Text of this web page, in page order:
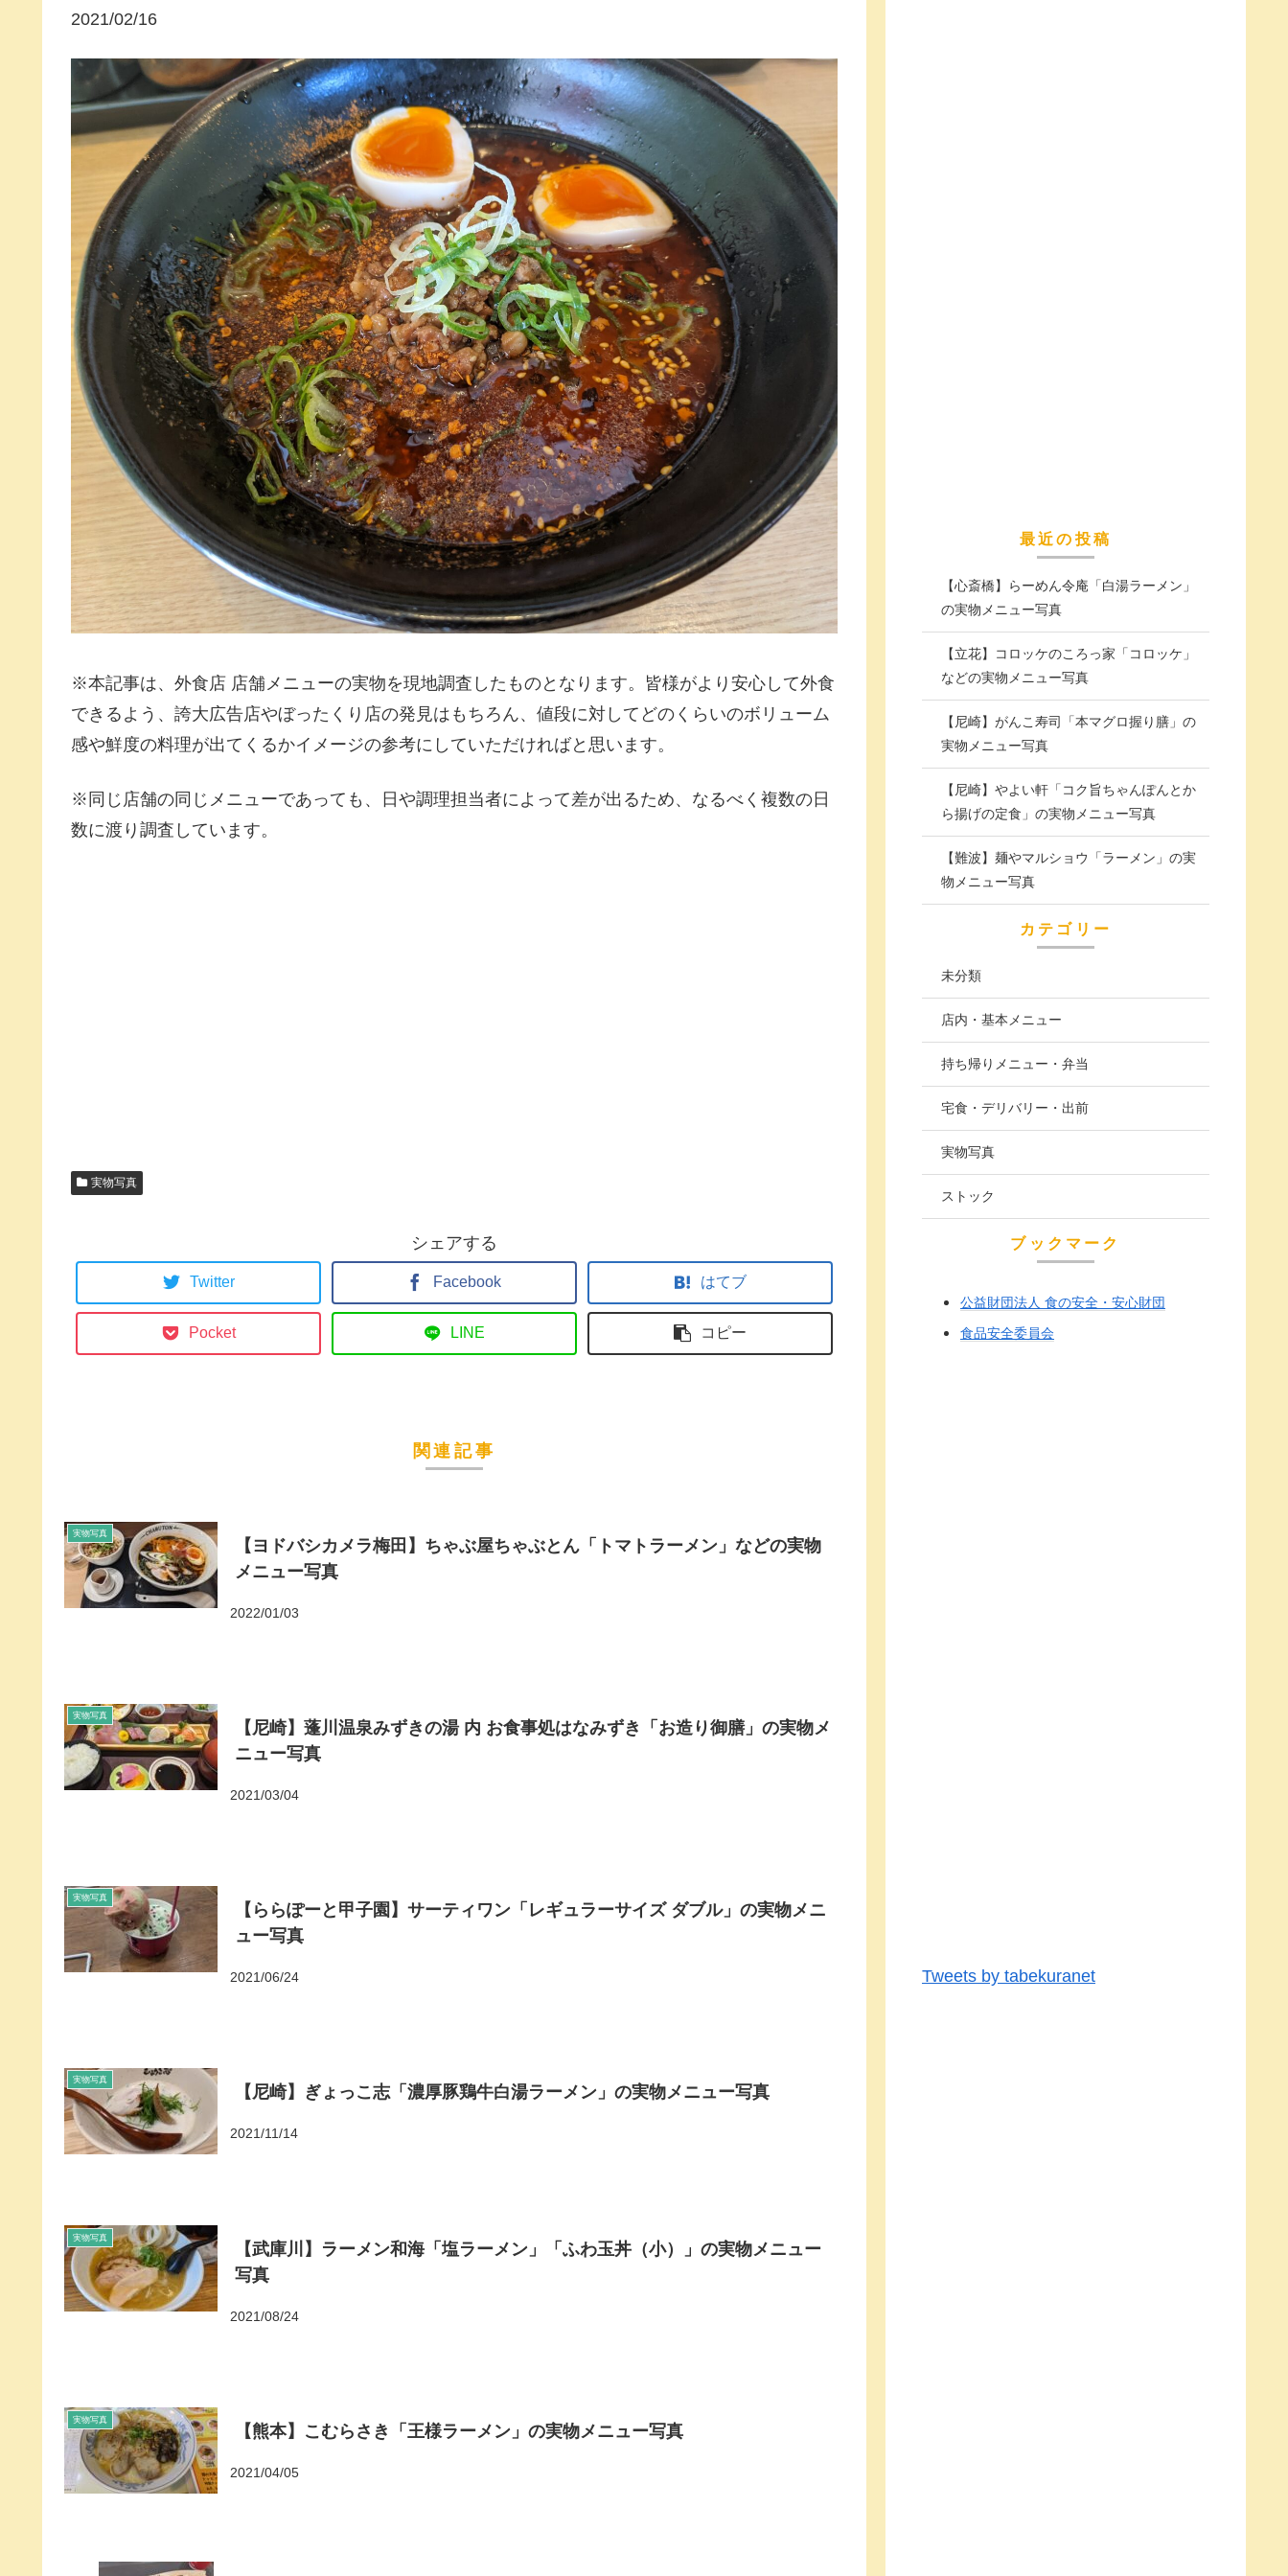
2021/02/16
※本記事は、外食店 店舗メニューの実物を現地調査したものとなります。皆様がより安心して外食
できるよう、誇大広告店やぼったくり店の発見はもちろん、値段に対してどのくらいのボリューム
感や鮮度の料理が出てくるかイメージの参考にしていただければと思います。
※同じ店舗の同じメニューであっても、日や調理担当者によって差が出るため、なるべく複数の日
数に渡り調査しています。
実物写真
シェアする
Twitter Facebook はてブ
Pocket LINE コピー
関連記事
実物写真
【ヨドバシカメラ梅田】ちゃぶ屋ちゃぶとん「トマトラーメン」などの実物
メニュー写真
2022/01/03
実物写真
【尼崎】蓬川温泉みずきの湯 内 お食事処はなみずき「お造り御膳」の実物メ
ニュー写真
2021/03/04
実物写真
【ららぽーと甲子園】サーティワン「レギュラーサイズ ダブル」の実物メニ
ュー写真
2021/06/24
実物写真
【尼崎】ぎょっこ志「濃厚豚鶏牛白湯ラーメン」の実物メニュー写真
2021/11/14
実物写真
【武庫川】ラーメン和海「塩ラーメン」「ふわ玉丼（小）」の実物メニュー
写真
2021/08/24
実物写真
【熊本】こむらさき「王様ラーメン」の実物メニュー写真
2021/04/05
最近の投稿
【心斎橋】らーめん令庵「白湯ラーメン」
の実物メニュー写真
【立花】コロッケのころっ家「コロッケ」
などの実物メニュー写真
【尼崎】がんこ寿司「本マグロ握り膳」の
実物メニュー写真
【尼崎】やよい軒「コク旨ちゃんぽんとか
ら揚げの定食」の実物メニュー写真
【難波】麺やマルショウ「ラーメン」の実
物メニュー写真
カテゴリー
未分類
店内・基本メニュー
持ち帰りメニュー・弁当
宅食・デリバリー・出前
実物写真
ストック
ブックマーク
公益財団法人 食の安全・安心財団
食品安全委員会
Tweets by tabekuranet